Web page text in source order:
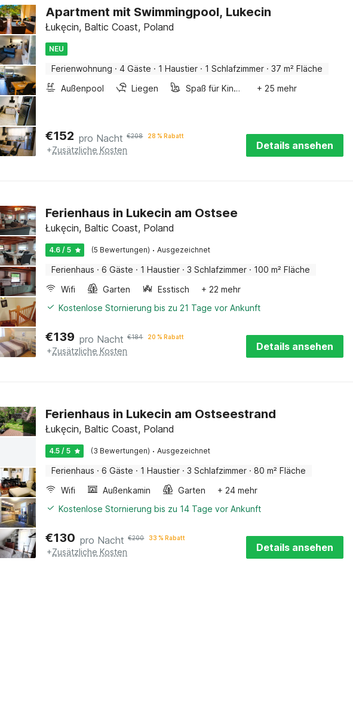
Apartment mit Swimmingpool, Lukecin
Łukęcin, Baltic Coast, Poland
NEU
Ferienwohnung · 4 Gäste · 1 Haustier · 1 Schlafzimmer · 37 m² Fläche
Außenpool
Liegen Spaß für Kinder + 25 mehr
€152 pro Nacht €208 28 % Rabatt
+Zusätzliche Kosten Details ansehen
Ferienhaus in Lukecin am Ostsee
Łukęcin, Baltic Coast, Poland
4.6 / 5 (5 Bewertungen) · Ausgezeichnet
Ferienhaus · 6 Gäste · 1 Haustier · 3 Schlafzimmer · 100 m² Fläche
Wifi
Garten Esstisch
+ 22 mehr
Kostenlose Stornierung bis zu 21 Tage vor Ankunft
€139 pro Nacht €184 20 % Rabatt
+Zusätzliche Kosten Details ansehen
Ferienhaus in Lukecin am Ostseestrand
Łukęcin, Baltic Coast, Poland
4.5 / 5 (3 Bewertungen) · Ausgezeichnet
Ferienhaus · 6 Gäste · 1 Haustier · 3 Schlafzimmer · 80 m² Fläche
Wifi
Außenkamin Garten
+ 24 mehr
Kostenlose Stornierung bis zu 14 Tage vor Ankunft
€130 pro Nacht €200 33 % Rabatt
+Zusätzliche Kosten Details ansehen